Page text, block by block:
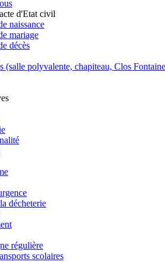
d'Etat civil
naissance
mariage
décès
(salle polyvalente, chapiteau, Clos
décheterie
régulière
scolaires